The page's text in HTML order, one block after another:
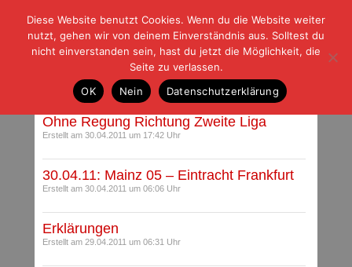
| | |BLOG-GFußball und der Rest
HOME|REGELN|IMPRESSUM |DATENSCHUTZ
Archiv für April 2011
Ohne Regung Richtung Zweite Liga
Erstellt am 30.04.2011 um 17:42 Uhr
30.04.11: Mainz 05 – Eintracht Frankfurt
Erstellt am 30.04.2011 um 06:06 Uhr
Erklärungen
Erstellt am 29.04.2011 um 06:31 Uhr
Diese Website benutzt Cookies. Wenn du die Website weiter
nutzt, gehen wir von deinem Einverständnis aus. Solltest du
nicht einverstanden sein, hast du jetzt die Möglichkeit, die
Seite zu verlassen.
OK
Nein Datenschutzerklärung